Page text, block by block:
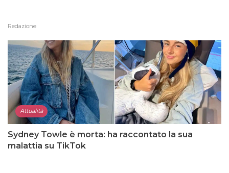
Redazione
Attualità
Sydney Towle è morta: ha raccontato la sua
malattia su TikTok